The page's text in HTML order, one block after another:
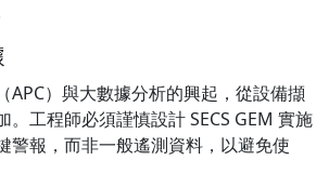
APC）與大數據分析的興起，從設備擷
。工程師必須謹慎設計 SECS GEM 實施
警報，而非一般遙測資料，以避免使